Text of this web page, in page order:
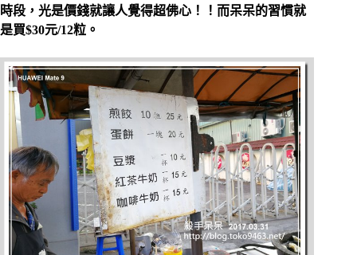
時段，光是價錢就讓人覺得超佛心！！而呆呆的習慣就
是買$30元/12粒。